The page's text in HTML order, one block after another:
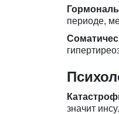
периоде,
значит